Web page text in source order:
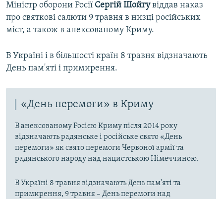
Міністр оборони Росії Сергій Шойгувіддав наказ
про святкові салюти 9 травня в низці російських
міст, а також в анексованому Криму.
В Україні і в більшості країн 8 травня відзначають
День пам'яті і примирення.
«День перемоги» в Криму
В анексованому Росією Криму після 2014 року
відзначають радянське і російське свято «День
перемоги» як свято перемоги Червоної армії та
радянського народу над нацистською Німеччиною.
В Україні 8 травня відзначають День пам'яті та
примирення, 9 травня – День перемоги над